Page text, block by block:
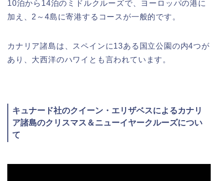
10泊から14泊のミドルクルーズで、ヨーロッパの港に
加え、2～4島に寄港するコースが一般的です。
カナリア諸島は、スペインに13ある国立公園の内4つが
あり、大西洋のハワイとも言われています。
キュナード社のクイーン・エリザベスによるカナリ
ア諸島のクリスマス＆ニューイヤークルーズについ
て